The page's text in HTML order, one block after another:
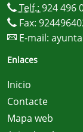
Telf.: 924 496
Fax:
E-mail:
Enlaces
Inicio
Contacte
Mapa web